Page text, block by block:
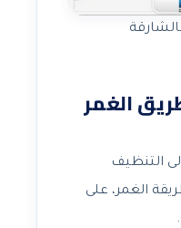
الغمر
التنظيف
الغمر، على